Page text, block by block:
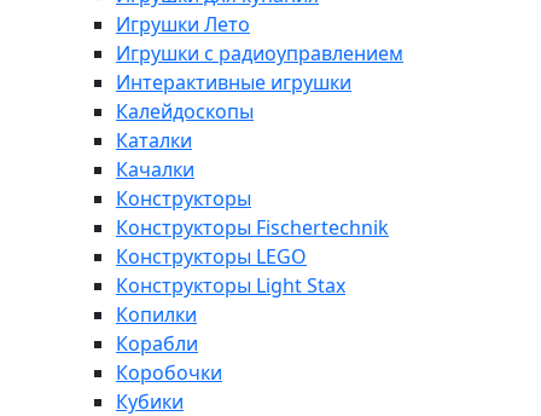
Игрушки Лето
Игрушки с радиоуправлением
Интерактивные игрушки
Калейдоскопы
Каталки
Качалки
Конструкторы
Конструкторы Fisсhertechnik
Конструкторы LEGO
Конструкторы Light Stax
Копилки
Корабли
Коробочки
Кубики